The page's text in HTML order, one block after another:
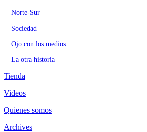
Norte-Sur
Sociedad
Ojo con los medios
La otra historia
Tienda
Videos
Quienes somos
Archives